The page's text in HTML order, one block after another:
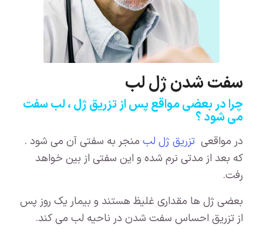
سفت شدن ژل لب
چرا در بعضی مواقع پس از تزریق ژل ، لب سفت
می شود ؟
در مواقعی تزریق ژل لبمنجر به سفتی آن می شود .
که بعد از مدتی نرم شده و این سفتی از بین خواهد
رفت.
بعضی ژل ها مقداری غلیظ هستند و بیمار یک روز پس
از تزریق احساس سفت شدن در ناحیه لب می کند.